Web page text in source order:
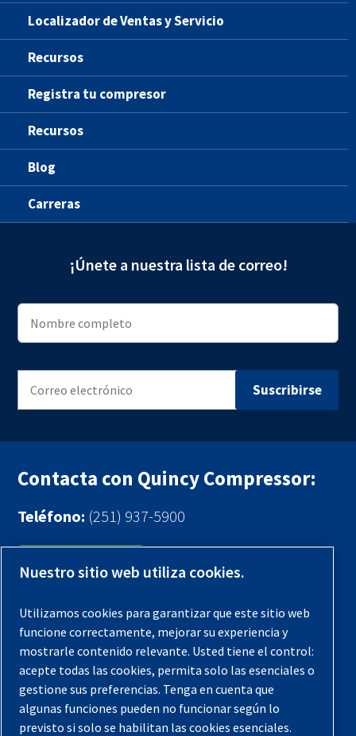
Localizador de Ventas y Servicio
Recursos
Registra tu compresor
Recursos
Blog
Carreras
¡Únete a nuestra lista de correo!
Contacta con Quincy Compressor:
Teléfono: (251) 937-5900
Contáctenos
Registra tu compresor
Aviso legal
Garantías
Política de privacidad
Términos y Condiciones
Nuestro sitio web utiliza cookies.
Utilizamos cookies para garantizar que este sitio web
funcione correctamente, mejorar su experiencia y
mostrarle contenido relevante. Usted tiene el control:
acepte todas las cookies, permita solo las esenciales o
gestione sus preferencias. Tenga en cuenta que
algunas funciones pueden no funcionar según lo
previsto si solo se habilitan las cookies esenciales.